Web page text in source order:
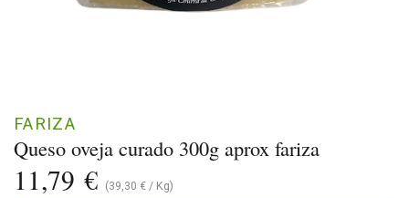
Queso oveja curado 300g aprox fariza
FARIZA
11,79 € (39,30 € / Kg)